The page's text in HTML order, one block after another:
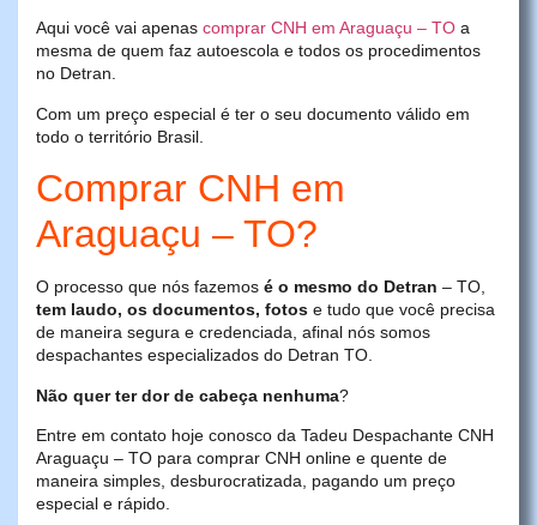
Aqui você vai apenas comprar CNH em Araguaçu – TO a
mesma de quem faz autoescola e todos os procedimentos
no Detran.
Com um preço especial é ter o seu documento válido em
todo o território Brasil.
Comprar CNH em
Araguaçu – TO?
O processo que nós fazemos é o mesmo do Detran – TO,
tem laudo, os documentos, fotos e tudo que você precisa
de maneira segura e credenciada, afinal nós somos
despachantes especializados do Detran TO.
Não quer ter dor de cabeça nenhuma?
Entre em contato hoje conosco da Tadeu Despachante CNH
Araguaçu – TO para comprar CNH online e quente de
maneira simples, desburocratizada, pagando um preço
especial e rápido.